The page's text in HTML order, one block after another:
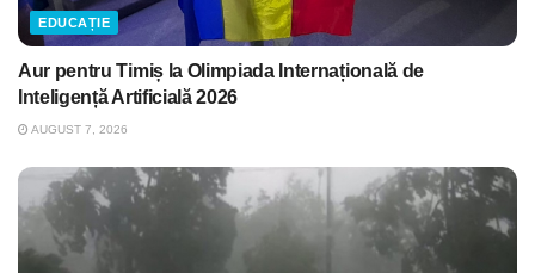
EDUCAȚIE
Aur pentru Timiș la Olimpiada Internațională de
Inteligență Artificială 2026
AUGUST 7, 2026